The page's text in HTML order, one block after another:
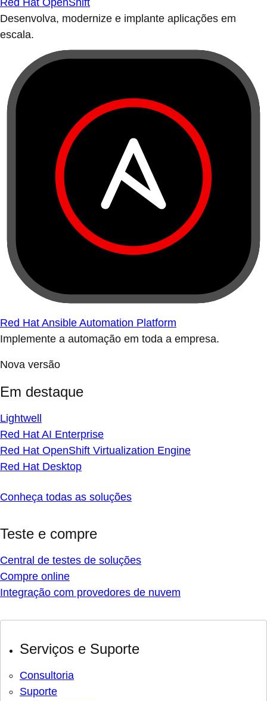
Red Hat OpenShift
Desenvolva, modernize e implante aplicações em
escala.
Red Hat Ansible Automation Platform
Implemente a automação em toda a empresa.
Nova versão
Em destaque
Lightwell
Red Hat AI Enterprise
Red Hat OpenShift Virtualization Engine
Red Hat Desktop
Conheça todas as soluções
Teste e compre
Central de testes de soluções
Compre online
Integração com provedores de nuvem
Serviços e Suporte
Consultoria
Suporte